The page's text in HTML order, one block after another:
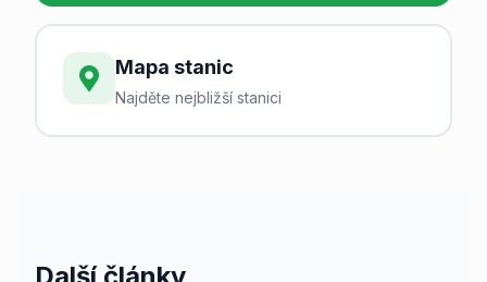
Mapa stanic
Najděte nejbližší stanici